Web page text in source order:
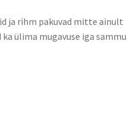
ja rihm pakuvad mitte ainult
ülima mugavuse iga sammu